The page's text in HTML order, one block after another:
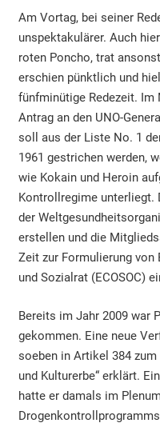
Am Vortag, bei seiner
unspektakulärer. Auch
roten Poncho, trat
erschien pünktlich und
fünfminütige Redezeit.
Antrag an den UNO-
soll aus der Liste No. 1
1961 gestrichen werden,
wie Kokain und Heroin
Kontrollregime unterliegt.
der
erstellen und die
Zeit zur Formulierung von
und Sozialrat (ECOSOC)
Bereits im Jahr 2009 war
gekommen. Eine neue
soeben in Artikel 384
und Kulturerbe“ erklärt.
hatte er damals im